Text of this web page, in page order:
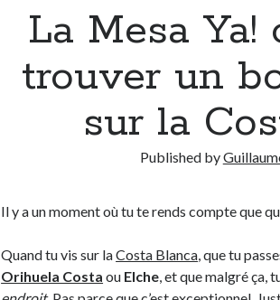
La Mesa
trouver un
sur la
Published by
Il y a un moment où tu te rends compte que
Quand tu vis sur laCosta Blanca, que tu
Orihuela Costa ou Elche, et que malgré ça,